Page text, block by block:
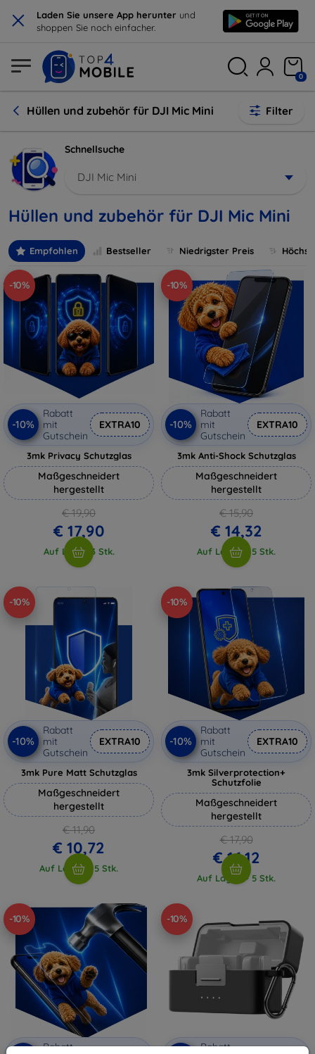
× Laden Sie unsere App herunter und
shoppen Sie noch einfacher.
0
Hüllen und zubehör für DJI Mic Mini Filter
Schnellsuche
DJI Mic Mini
Hüllen und zubehör für DJI Mic Mini
Empfohlen Bestseller Niedrigster Preis
-10%
-10%
Rabatt
mit
Gutschein
EXTRA10
3mk Privacy Schutzglas
Maßgeschneidert
hergestellt
€ 19,90
€ 17,90
Auf Lager 3 Stk.
-10%
-10%
Rabatt
mit
Gutschein
EXTRA10
3mk Anti-Shock Schutzglas
Maßgeschneidert
hergestellt
€ 15,90
€ 14,32
Auf Lager > 5 Stk.
-10%
-10%
Rabatt
mit
Gutschein
EXTRA10
3mk Pure Matt Schutzglas
Maßgeschneidert
hergestellt
€ 11,90
€ 10,72
Auf Lager > 5 Stk.
-10%
-10%
Rabatt
mit
Gutschein
EXTRA10
3mk Silverprotection+
Schutzfolie
Maßgeschneidert
hergestellt
€ 17,90
€ 16,12
Auf Lager > 5 Stk.
-10%
Rabatt
-10%
Rabatt